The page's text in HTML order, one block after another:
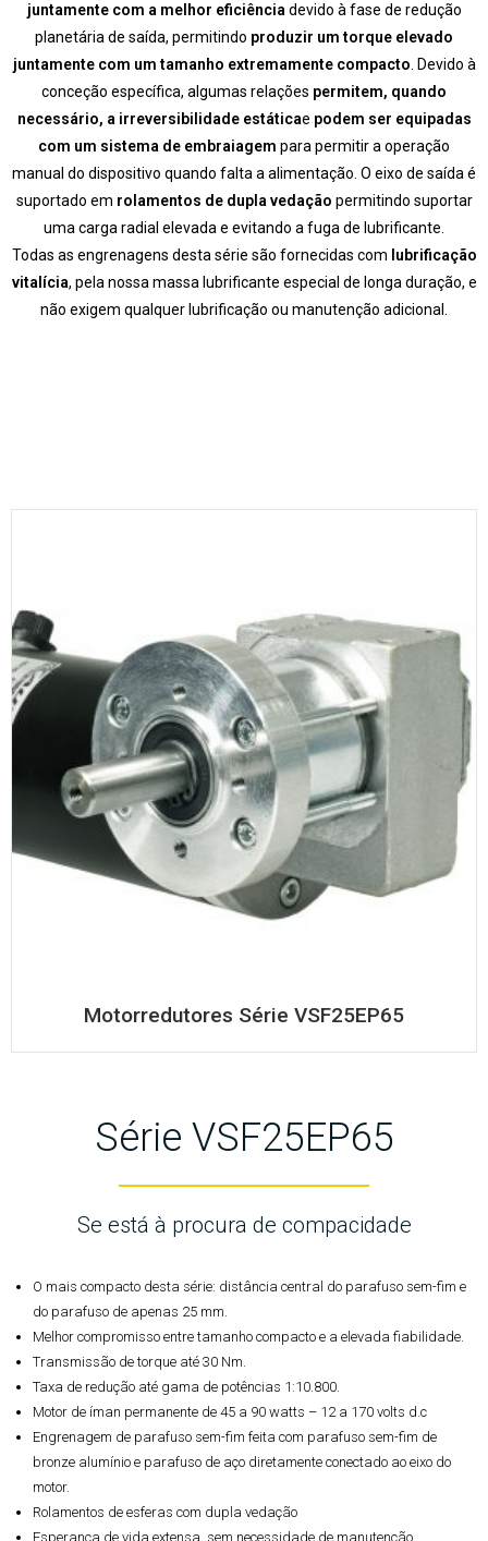
juntamente com a melhor eficiência devido à fase de redução
planetária de saída, permitindo produzir um torque elevado
juntamente com um tamanho extremamente compacto . Devido à
conceção específica, algumas relações permitem, quando
necessário, a irreversibilidade estáticae podem ser equipadas
com um sistema de embraiagem para permitir a operação
manual do dispositivo quando falta a alimentação. O eixo de saída é
suportado em rolamentos de dupla vedação permitindo suportar
uma carga radial elevada e evitando a fuga de lubrificante.
Todas as engrenagens desta série são fornecidas com lubrificação
vitalícia, pela nossa massa lubrificante especial de longa duração, e
não exigem qualquer lubrificação ou manutenção adicional.
Motorredutores Série VSF25EP65
Série VSF25EP65
Se está à procura de compacidade
O mais compacto desta série: distância central do parafuso sem-fim e
do parafuso de apenas 25 mm.
Melhor compromisso entre tamanho compacto e a elevada fiabilidade.
Transmissão de torque até 30 Nm.
Taxa de redução até gama de potências 1:10.800.
Motor de íman permanente de 45 a 90 watts – 12 a 170 volts d.c
Engrenagem de parafuso sem-fim feita com parafuso sem-fim de
bronze alumínio e parafuso de aço diretamente conectado ao eixo do
motor.
Rolamentos de esferas com dupla vedação
Esperança de vida extensa, sem necessidade de manutenção.